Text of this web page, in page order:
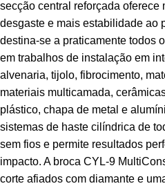
secção central reforçada oferece
desgaste e mais estabilidade ao
destina-se a praticamente todos
em trabalhos de instalação em
alvenaria, tijolo, fibrocimento,
materiais multicamada,
plástico, chapa de metal e
sistemas de haste cilíndrica de
sem fios e permite resultados
impacto. A broca CYL-9
corte afiados com diamante e